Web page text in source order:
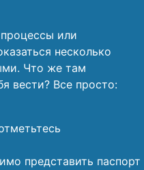
или
несколько
Что же там
вести? Все просто:
представить паспорт